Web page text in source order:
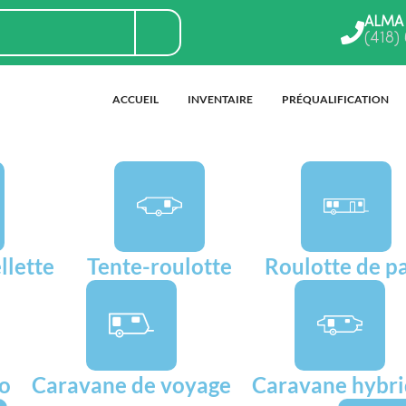
ALMA
(418)
ACCUEIL INVENTAIRE PRÉQUALIFICATION
Tente-roulotte Roulotte de
Caravane de voyage Caravane